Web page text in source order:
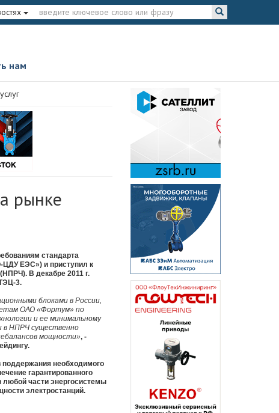
нам
рынке
стандарта
ЦДУ ЕЭС») и приступил к
В декабре 2011 г.
3.
блоками в России,
ОАО «Фортум» по
и ее минимальному
в НПРЧ существенно
мощности», -
поддержания необходимого
гарантированного
части энергосистемы
электростанций.